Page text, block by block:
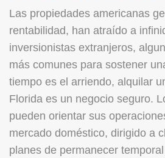
Las propiedades americanas
rentabilidad, han atraído a
inversionistas extranjeros,
más comunes para sostener
tiempo es el arriendo, alquilar
Florida es un negocio seguro.
pueden orientar sus
mercado doméstico, dirigido a
planes de permanecer